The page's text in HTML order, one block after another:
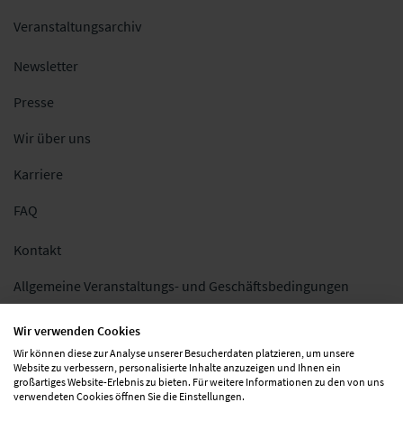
Veranstaltungsarchiv
Newsletter
Presse
Wir über uns
Karriere
FAQ
Kontakt
Allgemeine Veranstaltungs- und Geschäftsbedingungen
Datenschutz
Folgen Sie uns
Wir verwenden Cookies
Wir können diese zur Analyse unserer Besucherdaten platzieren, um unsere
Website zu verbessern, personalisierte Inhalte anzuzeigen und Ihnen ein
großartiges Website-Erlebnis zu bieten. Für weitere Informationen zu den von uns
verwendeten Cookies öffnen Sie die Einstellungen.